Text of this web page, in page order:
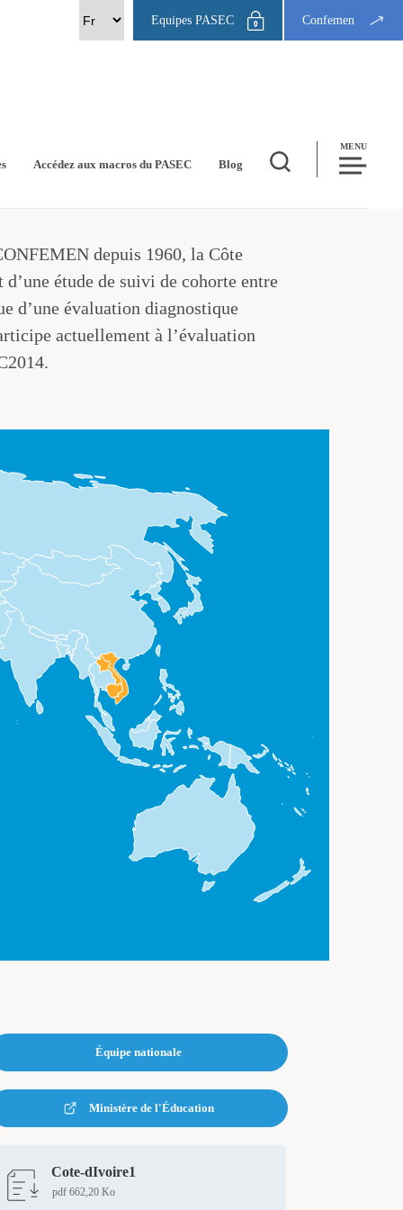
Equipes PASEC Confemen
Accédez aux macros du PASEC Blog
MENU
depuis 1960, la Côte
étude de suivi de cohorte entre
d’une évaluation diagnostique
actuellement à l’évaluation
Équipe nationale
Ministère de l'Éducation
Cote-dIvoire1
pdf 662,20 Ko